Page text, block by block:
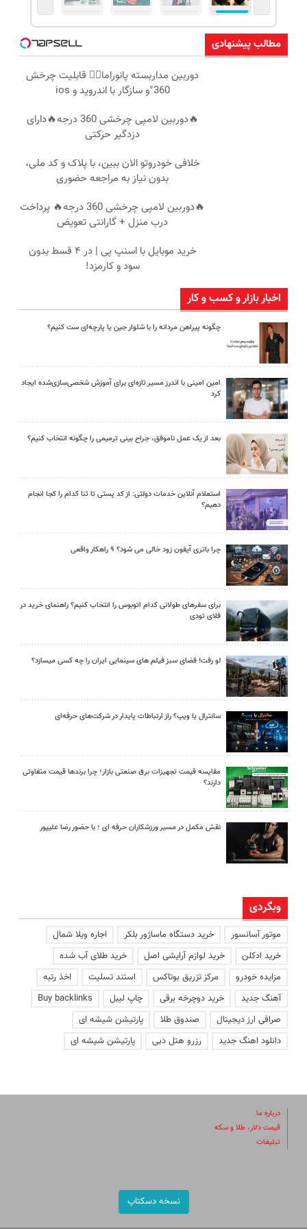
مطالب پیشنهادی
دوربین مداربسته پانوراما👈🏻 قابلیت چرخش
360°و سازگار با اندروید و ios
🔥دوربین لامپی چرخشی 360 درجه🔥دارای
دزدگیر حرکتی
خلافی خودروتو الان ببین، با پلاک و کد ملی،
بدون نیاز به مراجعه حضوری
🔥دوربین لامپی چرخشی 360 درجه🔥 پرداخت
درب منزل + گارانتی تعویض
خرید موبایل با اسنپ پی | در ۴ قسط بدون
سود و کارمزد!
اخبار بازار و کسب و کار
چگونه پیراهن مردانه را با شلوار جین یا پارچه‌ای ست کنیم؟
امین امینی با اندرز مسیر تازه‌ای برای آموزش شخصی‌سازی‌شده ایجاد
کرد
بعد از یک عمل ناموفق، جراح بینی ترمیمی را چگونه انتخاب کنیم؟
استعلام آنلاین خدمات دولتی: از کد پستی تا ثنا کدام را کجا انجام
دهیم؟
چرا باتری آیفون زود خالی می شود؟ ۹ راهکار واقعی
برای سفرهای طولانی کدام اتوبوس را انتخاب کنیم؟ راهنمای خرید در
فلای تودی
لو رفت! فضای سبز فیلم های سینمایی ایران را چه کسی میسازد؟
سانترال یا ویپ؟ راز ارتباطات پایدار در شرکت‌های حرفه‌ای
مقایسه قیمت تجهیزات برق صنعتی بازار؛ چرا برندها قیمت متفاوتی
دارند؟
نقش مکمل در مسیر ورزشکاران حرفه ای ؛ با حضور رضا علیپور
وبگردی
موتور آسانسور خرید دستگاه ماساژور بلکر
اجاره ویلا شمال
خرید ادکلن
خرید لوازم آرایشی اصل
خرید طلای آب شده
مزایده خودرو
مرکز تزریق بوتاکس استند تسلیت
اخذ رتبه
آهنگ جدید
خرید دوچرخه برقی چاپ لیبل
Buy backlinks
صرافی ارز دیجیتال
صندوق طلا
پارتیشن شیشه ای
دانلود اهنگ جدید
رزرو هتل دبی پارتیشن شیشه ای
درباره ما
قیمت دلار، طلا و سکه
تبلیغات
نسخه دسکتاپ